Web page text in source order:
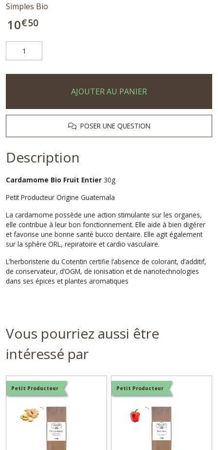
Simples Bio
10€50
AJOUTER AU PANIER
POSER UNE QUESTION
Description
Cardamome Bio Fruit Entier 30g
Petit Producteur Origine Guatemala
La cardamome possède une action stimulante sur les organes,
elle contribue à leur bon fonctionnement. Elle aide à bien digérer
et favorise une bonne santé bucco dentaire. Elle agit également
sur la sphère ORL, repiratoire et cardio vasculaire.
L’herboristerie du Cotentin certifie l’absence de colorant, d’additif,
de conservateur, d’OGM, de ionisation et de nanotechnologies
dans ses épices et plantes aromatiques
Vous pourriez aussi être
intéressé par
Petit Producteur Petit Producteur